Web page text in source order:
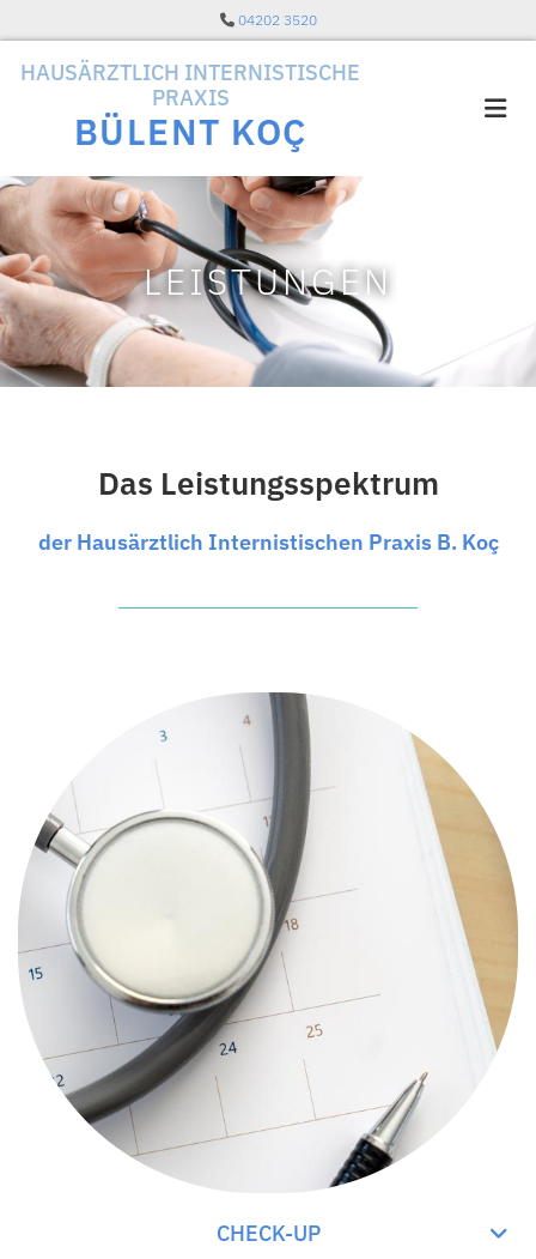
 04202 3520
HAUSÄRZTLICH INTERNISTISCHE
PRAXIS
BÜLENT KOÇ
LEISTUNGEN
Das Leistungsspektrum
der Hausärztlich Internistischen Praxis B. Koç
CHECK-UP